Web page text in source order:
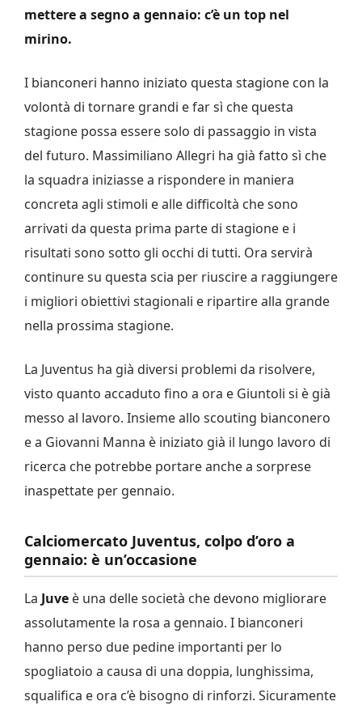
mettere a segno a gennaio: c’è un top nel
mirino.
I bianconeri hanno iniziato questa stagione con la
volontà di tornare grandi e far sì che questa
stagione possa essere solo di passaggio in vista
del futuro. Massimiliano Allegri ha già fatto sì che
la squadra iniziasse a rispondere in maniera
concreta agli stimoli e alle difficoltà che sono
arrivati da questa prima parte di stagione e i
risultati sono sotto gli occhi di tutti. Ora servirà
continure su questa scia per riuscire a raggiungere
i migliori obiettivi stagionali e ripartire alla grande
nella prossima stagione.
La Juventus ha già diversi problemi da risolvere,
visto quanto accaduto fino a ora e Giuntoli si è già
messo al lavoro. Insieme allo scouting bianconero
e a Giovanni Manna è iniziato già il lungo lavoro di
ricerca che potrebbe portare anche a sorprese
inaspettate per gennaio.
Calciomercato Juventus, colpo d’oro a
gennaio: è un’occasione
La Juve è una delle società che devono migliorare
assolutamente la rosa a gennaio. I bianconeri
hanno perso due pedine importanti per lo
spogliatoio a causa di una doppia, lunghissima,
squalifica e ora c’è bisogno di rinforzi. Sicuramente